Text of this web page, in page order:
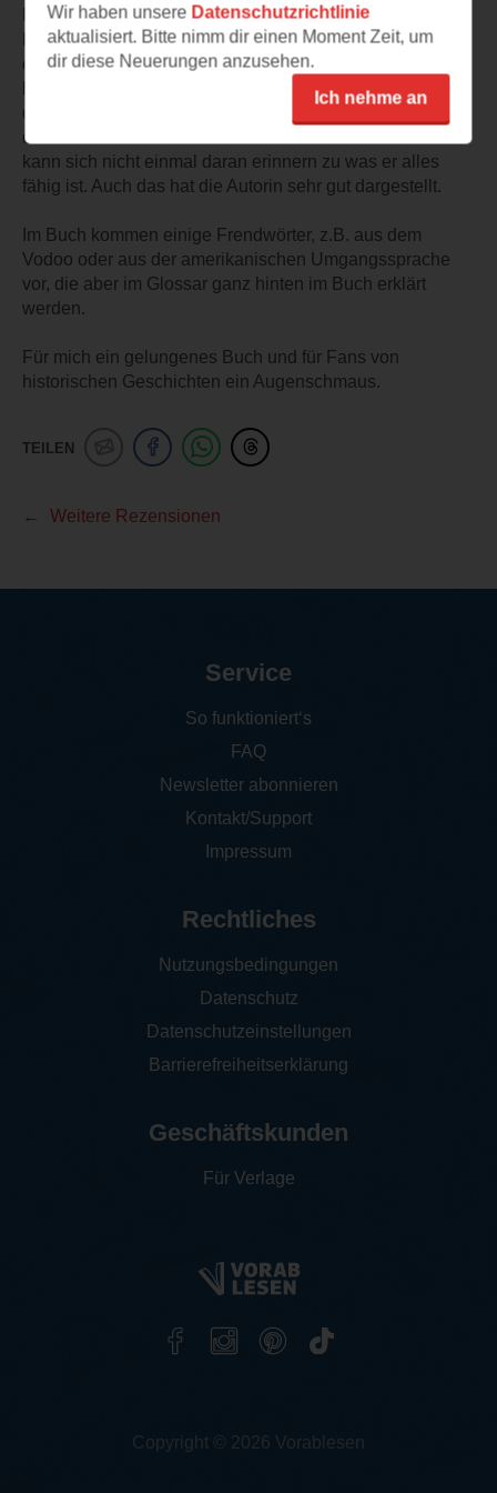
Kindheit und hat irgendwann im Laufe seines
Erwachsenwerden eine gespaltene Persönlichkeit
entwickelt. Auf der einen Seite ist er gutaussehend,
höflich und betucht. Alles eben, was ein Traummann in
dieser Zeit haben sollte. Aber seine dunkle Seite kennt
die feine Gesellschaft von South Carolina nicht. Er selber
kann sich nicht einmal daran erinnern zu was er alles
fähig ist. Auch das hat die Autorin sehr gut dargestellt.
Im Buch kommen einige Frendwörter, z.B. aus dem
Vodoo oder aus der amerikanischen Umgangssprache
vor, die aber im Glossar ganz hinten im Buch erklärt
werden.
Für mich ein gelungenes Buch und für Fans von
historischen Geschichten ein Augenschmaus.
TEILEN
Weitere Rezensionen
Wir haben unsere Datenschutzrichtlinie
aktualisiert. Bitte nimm dir einen Moment Zeit, um
dir diese Neuerungen anzusehen.
Ich nehme an
Service
So funktioniert‘s
FAQ
Newsletter abonnieren
Kontakt/Support
Impressum
Rechtliches
Nutzungsbedingungen
Datenschutz
Datenschutzeinstellungen
Barrierefreiheitserklärung
Geschäftskunden
Für Verlage
Copyright © 2026 Vorablesen